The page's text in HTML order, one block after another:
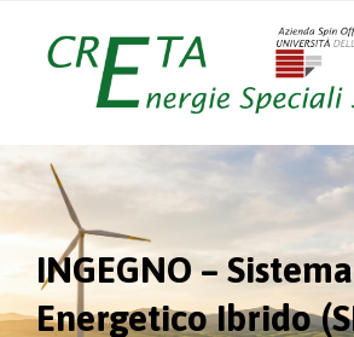
INGEGNO – Sistema
Energetico Ibrido